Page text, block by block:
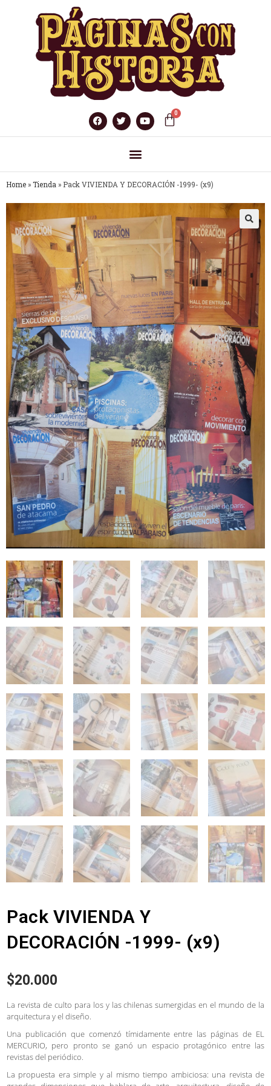
Home » Tienda » Pack VIVIENDA Y DECORACIÓN -1999- (x9)
Pack VIVIENDA Y
DECORACIÓN -1999- (x9)
$20.000
La revista de culto para los y las chilenas sumergidas en el mundo de la
arquitectura y el diseño.
Una publicación que comenzó tímidamente entre las páginas de EL
MERCURIO, pero pronto se ganó un espacio protagónico entre las
revistas del periódico.
La propuesta era simple y al mismo tiempo ambiciosa: una revista de